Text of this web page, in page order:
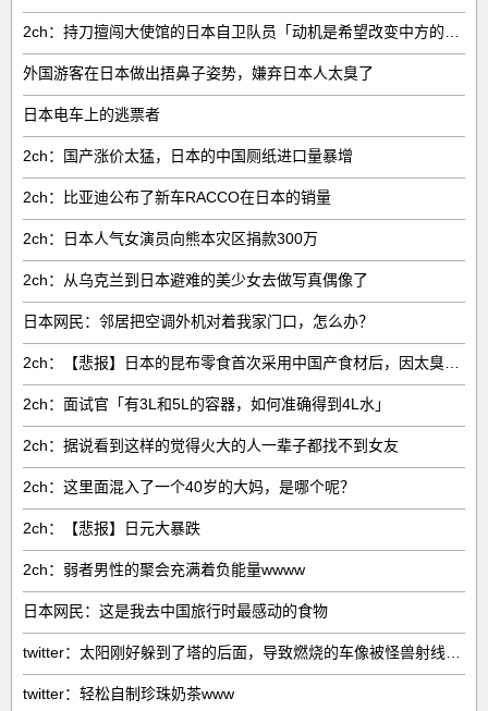
外国游客在日本做出捂鼻子姿势，嫌弃日本人太臭了
日本电车上的逃票者
2ch：国产涨价太猛，日本的中国厕纸进口量暴增
2ch：比亚迪公布了新车RACCO在日本的销量
2ch：日本人气女演员向熊本灾区捐款300万
2ch：从乌克兰到日本避难的美少女去做写真偶像了
日本网民：邻居把空调外机对着我家门口，怎么办？
2ch：面试官「有3L和5L的容器，如何准确得到4L水」
2ch：据说看到这样的觉得火大的人一辈子都找不到女友
2ch：这里面混入了一个40岁的大妈，是哪个呢？
2ch：【悲报】日元大暴跌
2ch：弱者男性的聚会充满着负能量wwww
日本网民：这是我去中国旅行时最感动的食物
twitter：轻松自制珍珠奶茶www